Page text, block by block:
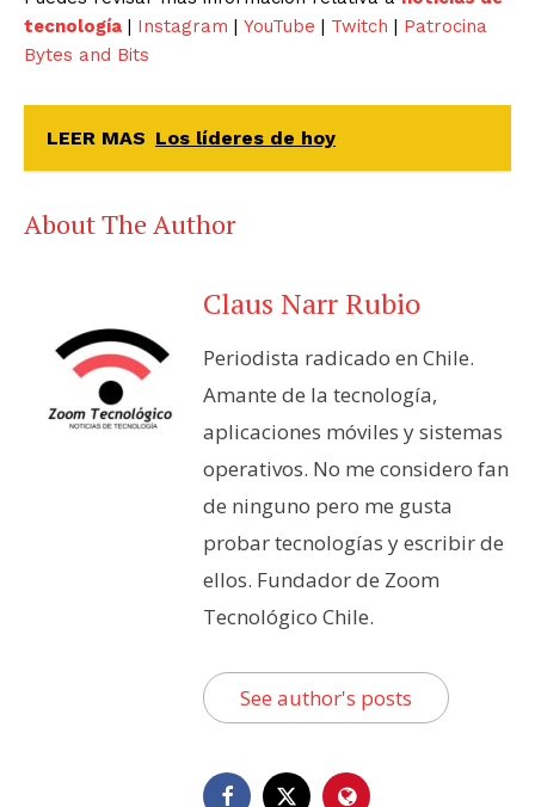
tecnología | Instagram | YouTube | Twitch | Patrocina
Bytes and Bits
LEER MAS Los líderes de hoy
About The Author
Claus Narr Rubio
Periodista radicado en Chile.
Amante de la tecnología,
aplicaciones móviles y sistemas
operativos. No me considero fan
de ninguno pero me gusta
probar tecnologías y escribir de
ellos. Fundador de Zoom
Tecnológico Chile.
See author's posts